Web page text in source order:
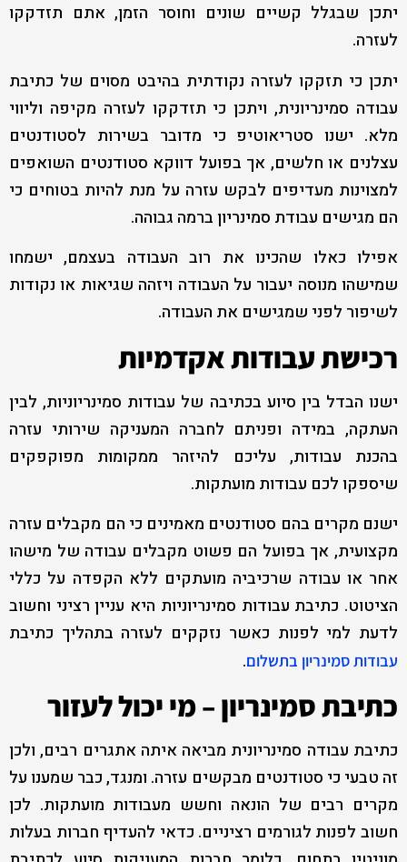
יתכן שבגלל קשיים שונים וחוסר הזמן, אתם תזדקקו
לעזרה.
יתכן כי תזקקו לעזרה נקודתית בהיבט מסוים של כתיבת
עבודה סמינריונית, ויתכן כי תזדקקו לעזרה מקיפה וליווי
מלא. ישנו סטריאוטיפ כי מדובר בשירות לסטודנטים
עצלנים או חלשים, אך בפועל דווקא סטודנטים השואפים
למצוינות מעדיפים לבקש עזרה על מנת להיות בטוחים כי
הם מגישים עבודת סמינריון ברמה גבוהה.
אפילו כאלו שהכינו את רוב העבודה בעצמם, ישמחו
שמישהו מנוסה יעבור על העבודה ויזהה שגיאות או נקודות
לשיפור לפני שמגישים את העבודה.
רכישת עבודות אקדמיות
ישנו הבדל בין סיוע בכתיבה של עבודות סמינריוניות, לבין
העתקה, במידה ופניתם לחברה המעניקה שירותי עזרה
בהכנת עבודות, עליכם להיזהר ממקומות מפוקפקים
שיספקו לכם עבודות מועתקות.
ישנם מקרים בהם סטודנטים מאמינים כי הם מקבלים עזרה
מקצועית, אך בפועל הם פשוט מקבלים עבודה של מישהו
אחר או עבודה שרכיביה מועתקים ללא הקפדה על כללי
הציטוט. כתיבת עבודות סמינריוניות היא עניין רציני וחשוב
לדעת למי לפנות כאשר נזקקים לעזרה בתהליך כתיבת
עבודות סמינריון בתשלום.
כתיבת סמינריון – מי יכול לעזור
כתיבת עבודה סמינריונית מביאה איתה אתגרים רבים, ולכן
זה טבעי כי סטודנטים מבקשים עזרה. ומנגד, כבר שמענו על
מקרים רבים של הונאה וחשש מעבודות מועתקות. לכן
חשוב לפנות לגורמים רציניים. כדאי להעדיף חברות בעלות